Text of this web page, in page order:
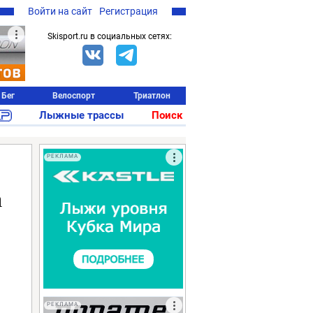
Войти на сайт Регистрация
Skisport.ru в социальных сетях:
Бег Велоспорт Триатлон
Лыжные трассы Поиск
РЕКЛАМА
РЕКЛАМА